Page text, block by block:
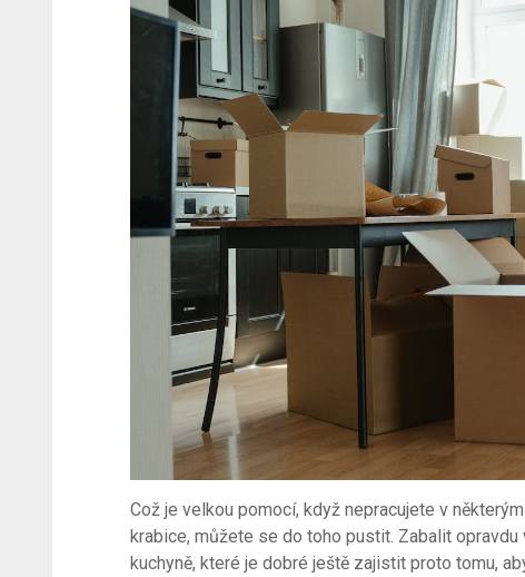
Což je velkou pomocí, když nepracujete v
krabice, můžete se do toho pustit. Zabalit
kuchyně, které je dobré ještě zajistit proto tomu,